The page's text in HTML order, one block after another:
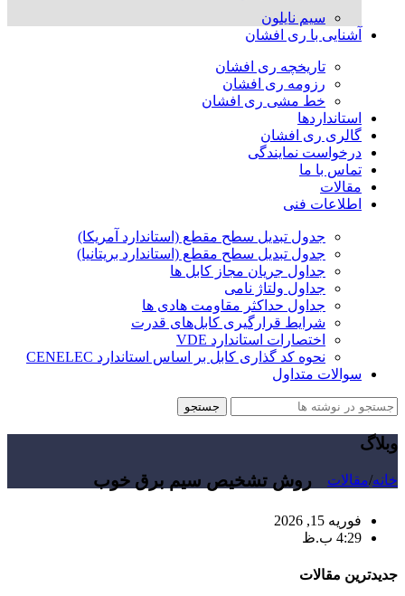
سیم نایلون
آشنایی با ری افشان
تاریخچه ری افشان
رزومه ری افشان
خط مشی ری افشان
استانداردها
گالری ری افشان
درخواست نمایندگی
تماس با ما
مقالات
اطلاعات فنی
جدول تبدیل سطح مقطع (استاندارد آمریکا)
جدول تبدیل سطح مقطع (استاندارد بریتانیا)
جداول جریان مجاز کابل ها
جداول ولتاژ نامی
جداول حداکثر مقاومت هادی ها
شرایط قرارگیری کابل‌های قدرت
اختصارات استاندارد VDE
نحوه کد گذاری کابل بر اساس استاندارد CENELEC
سوالات متداول
جستجو
وبلاگ
خانه/مقالات روش تشخیص سیم برق خوب
فوریه 15, 2026
4:29 ب.ظ
جدیدترین مقالات